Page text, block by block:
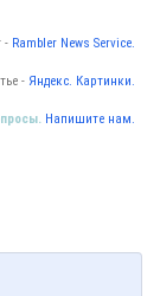
- Rambler News Service.
- Яндекс. Картинки.
Напишите нам.